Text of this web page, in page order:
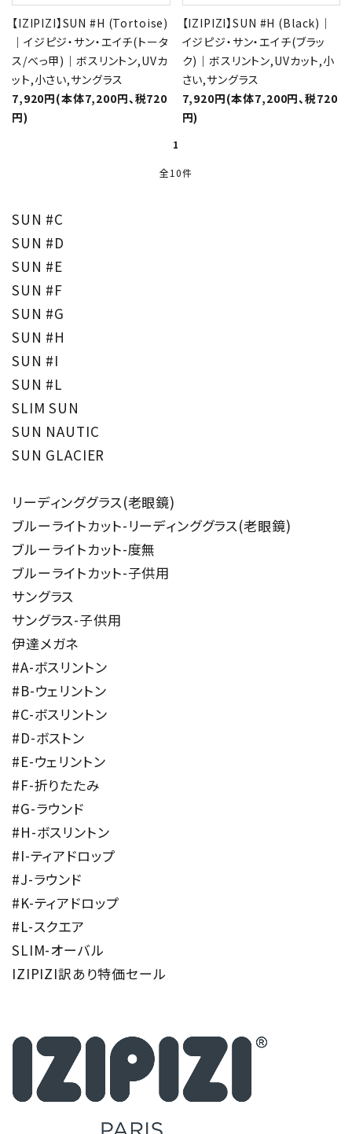
【IZIPIZI】SUN #H (Tortoise)
｜イジピジ・サン・エイチ(トータ
ス/べっ甲)｜ボスリントン,UVカ
ット,小さい,サングラス
7,920円(本体7,200円、税720
円)
【IZIPIZI】SUN #H (Black)｜
イジピジ・サン・エイチ(ブラッ
ク)｜ボスリントン,UVカット,小
さい,サングラス
7,920円(本体7,200円、税720
円)
1
全10件
SUN #C
SUN #D
SUN #E
SUN #F
SUN #G
SUN #H
SUN #I
SUN #L
SLIM SUN
SUN NAUTIC
SUN GLACIER
リーディンググラス(老眼鏡)
ブルーライトカット-リーディンググラス(老眼鏡)
ブルーライトカット-度無
ブルーライトカット-子供用
サングラス
サングラス-子供用
伊達メガネ
#A-ボスリントン
#B-ウェリントン
#C-ボスリントン
#D-ボストン
#E-ウェリントン
#F-折りたたみ
#G-ラウンド
#H-ボスリントン
#I-ティアドロップ
#J-ラウンド
#K-ティアドロップ
#L-スクエア
SLIM-オーバル
IZIPIZI訳あり特価セール